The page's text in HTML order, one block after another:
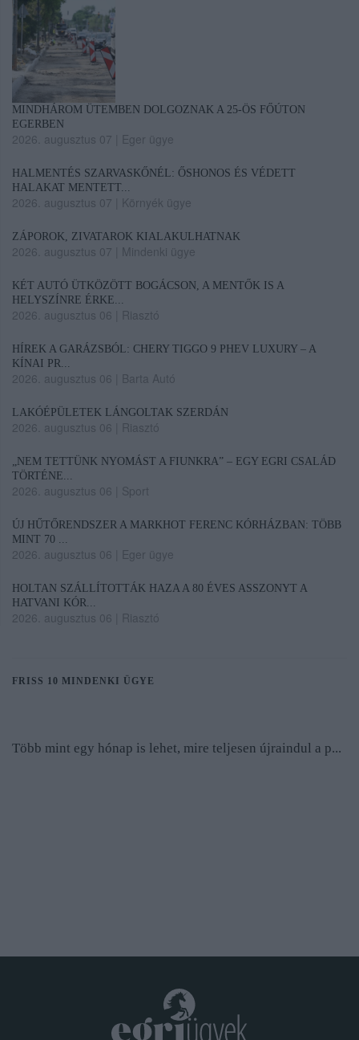
MINDHÁROM ÜTEMBEN DOLGOZNAK A 25-ÖS FŐÚTON
EGERBEN
2026. augusztus 07 Eger ügye
HALMENTÉS SZARVASKŐNÉL: ŐSHONOS ÉS VÉDETT
HALAKAT MENTETT...
2026. augusztus 07 Környék ügye
ZÁPOROK, ZIVATAROK KIALAKULHATNAK
2026. augusztus 07 Mindenki ügye
KÉT AUTÓ ÜTKÖZÖTT BOGÁCSON, A MENTŐK IS A
HELYSZÍNRE ÉRKE...
2026. augusztus 06 Riasztó
HÍREK A GARÁZSBÓL: CHERY TIGGO 9 PHEV LUXURY – A
KÍNAI PR...
2026. augusztus 06 Barta Autó
LAKÓÉPÜLETEK LÁNGOLTAK SZERDÁN
2026. augusztus 06 Riasztó
„NEM TETTÜNK NYOMÁST A FIUNKRA” – EGY EGRI CSALÁD
TÖRTÉNE...
2026. augusztus 06 Sport
ÚJ HŰTŐRENDSZER A MARKHOT FERENC KÓRHÁZBAN: TÖBB
MINT 70 ...
2026. augusztus 06 Eger ügye
HOLTAN SZÁLLÍTOTTÁK HAZA A 80 ÉVES ASSZONYT A
HATVANI KÓR...
2026. augusztus 06 Riasztó
FRISS 10 MINDENKI ÜGYE
Több mint egy hónap is lehet, mire teljesen újraindul a p...